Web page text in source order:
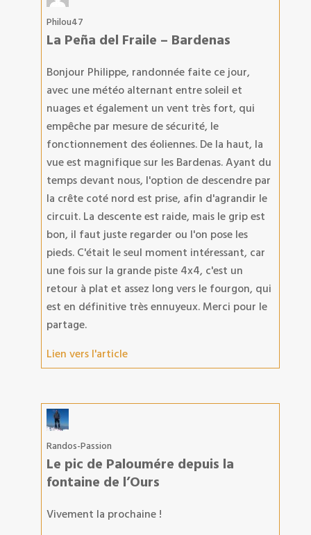
Philou47
La Peña del Fraile – Bardenas
Bonjour Philippe, randonnée faite ce jour,
avec une météo alternant entre soleil et
nuages et également un vent très fort, qui
empêche par mesure de sécurité, le
fonctionnement des éoliennes. De la haut, la
vue est magnifique sur les Bardenas. Ayant du
temps devant nous, l'option de descendre par
la crête coté nord est prise, afin d'agrandir le
circuit. La descente est raide, mais le grip est
bon, il faut juste regarder ou l'on pose les
pieds. C'était le seul moment intéressant, car
une fois sur la grande piste 4x4, c'est un
retour à plat et assez long vers le fourgon, qui
est en définitive très ennuyeux. Merci pour le
partage.
Lien vers l'article
Randos-Passion
Le pic de Paloumére depuis la
fontaine de l’Ours
Vivement la prochaine !